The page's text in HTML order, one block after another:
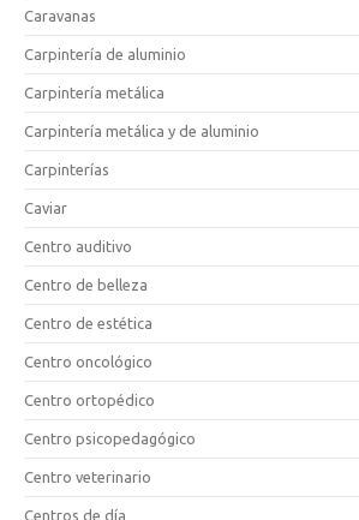
Caravanas
Carpintería de aluminio
Carpintería metálica
Carpintería metálica y de aluminio
Carpinterías
Caviar
Centro auditivo
Centro de belleza
Centro de estética
Centro oncológico
Centro ortopédico
Centro psicopedagógico
Centro veterinario
Centros de día